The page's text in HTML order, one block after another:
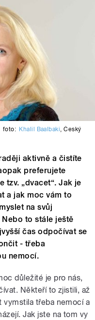
foto: Khalil Baalbaki,Český
aktivně a čistíte
preferujete
tzv. „dvacet“. Jak je
a jak moc vám to
na svůj
to stále ještě
čas odpočívat se
- třeba
nemocí.
důležité je pro nás,
Někteří to zjistili, až
vymstila třeba nemocí a
Jak jste na tom vy